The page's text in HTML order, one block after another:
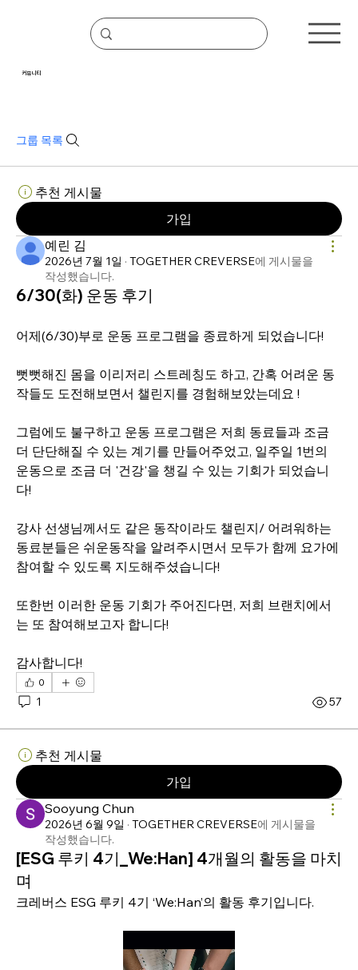
그룹 목록
추천 게시물
가입
예린 김
2026년 7월 1일 · TOGETHER CREVERSE에 게시물을
작성했습니다.
6/30(화) 운동 후기
어제(6/30)부로 운동 프로그램을 종료하게 되었습니다!
뻣뻣해진 몸을 이리저리 스트레칭도 하고, 간혹 어려운 동
작들도 도전해보면서 챌린지를 경험해보았는데요 !
그럼에도 불구하고 운동 프로그램은 저희 동료들과 조금
더 단단해질 수 있는 계기를 만들어주었고, 일주일 1번의
운동으로 조금 더 '건강'을 챙길 수 있는 기회가 되었습니
다!
강사 선생님께서도 같은 동작이라도 챌린지/ 어려워하는
동료분들은 쉬운동작을 알려주시면서 모두가 함께 요가에
참여할 수 있도록 지도해주셨습니다!
또한번 이러한 운동 기회가 주어진다면, 저희 브랜치에서
는 또 참여해보고자 합니다!
감사합니다!
0
1 57
추천 게시물
가입
Sooyung Chun
2026년 6월 9일 · TOGETHER CREVERSE에 게시물을
작성했습니다.
[ESG 루키 4기_We:Han] 4개월의 활동을 마치
며
크레버스 ESG 루키 4기 ‘We:Han’의 활동 후기입니다.
커뮤니티